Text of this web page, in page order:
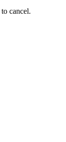
to cancel.